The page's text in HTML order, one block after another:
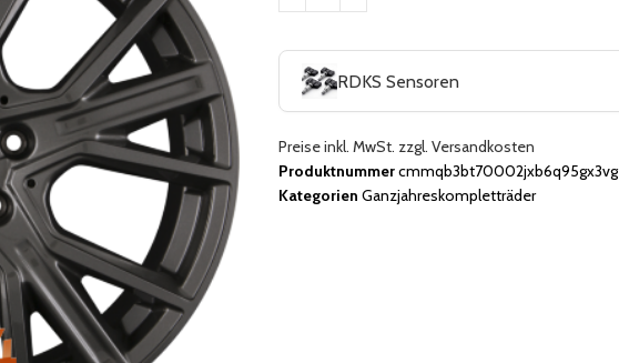
RDKS Sensoren
Preise inkl. MwSt. zzgl. Versandkosten
Produktnummercmmqb3bt70002jxb6q95gx3vg
Kategorien Ganzjahreskompletträder